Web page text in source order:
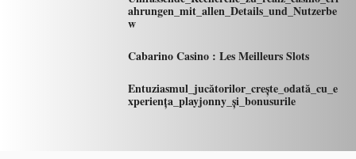
ahrungen_mit_allen_Details_und_Nutzerbe
w
Cabarino Casino : Les Meilleurs Slots
Entuziasmul_jucătorilor_crește_odată_cu_e
xperiența_playjonny_și_bonusurile